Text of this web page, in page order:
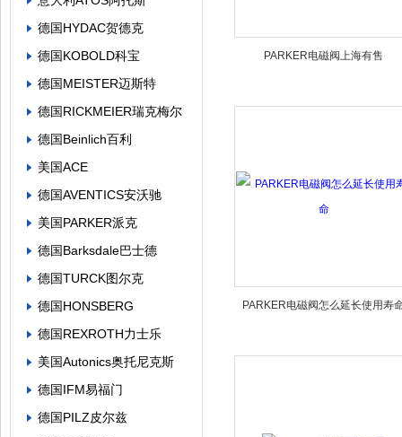
德国HYDAC贺德克
德国KOBOLD科宝
德国MEISTER迈斯特
德国RICKMEIER瑞克梅尔
德国Beinlich百利
美国ACE
德国AVENTICS安沃驰
美国PARKER派克
德国Barksdale巴士德
德国TURCK图尔克
德国HONSBERG
德国REXROTH力士乐
美国Autonics奥托尼克斯
德国IFM易福门
德国PILZ皮尔兹
PARKER电磁阀上海有售
PARKER电磁阀怎么延长使用寿